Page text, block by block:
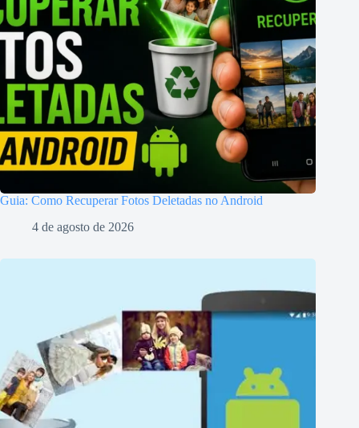
Guia: Como Recuperar Fotos Deletadas no Android
4 de agosto de 2026